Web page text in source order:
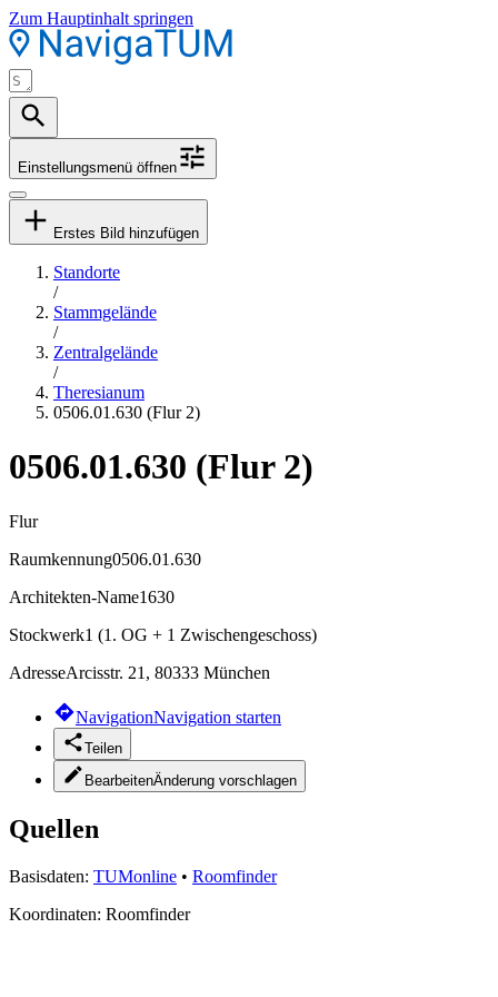
Zum Hauptinhalt springen
Einstellungsmenü öffnen
Erstes Bild hinzufügen
Standorte
/
Stammgelände
/
Zentralgelände
/
Theresianum
0506.01.630 (Flur 2)
0506.01.630 (Flur 2)
Flur
Raumkennung0506.01.630
Architekten-Name1630
Stockwerk1 (1. OG + 1 Zwischengeschoss)
AdresseArcisstr. 21, 80333 München
NavigationNavigation starten
Teilen
BearbeitenÄnderung vorschlagen
Quellen
Basisdaten: TUMonline • Roomfinder
Koordinaten: Roomfinder